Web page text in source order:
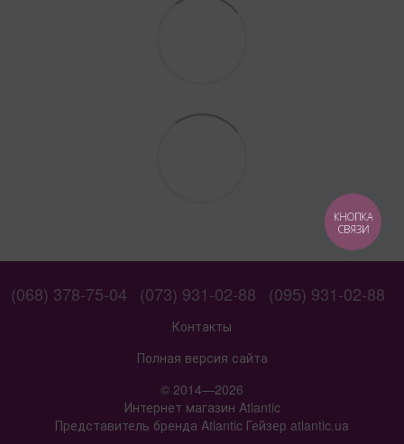
(068) 378-75-04 (073) 931-02-88 (095) 931-02-88
Контакты
Полная версия сайта
© 2014—2026
Интернет магазин Atlantic
Представитель бренда Atlantic Гейзер atlantic.ua
КНОПКА
СВЯЗИ